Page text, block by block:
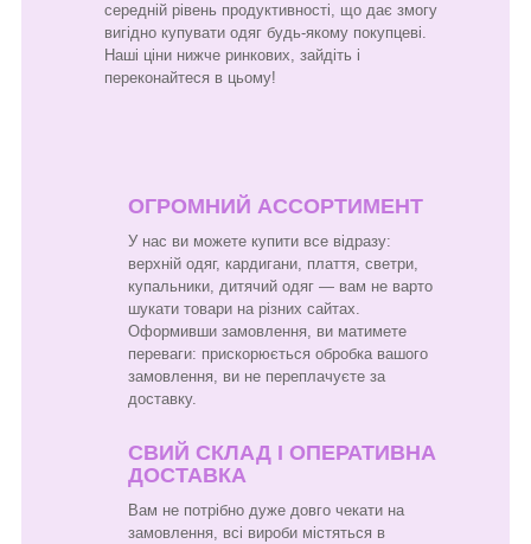
середній рівень продуктивності, що дає змогу
вигідно купувати одяг будь-якому покупцеві.
Наші ціни нижче ринкових, зайдіть і
переконайтеся в цьому!
ОГРОМНИЙ АССОРТИМЕНТ
У нас ви можете купити все відразу:
верхній одяг, кардигани, плаття, светри,
купальники, дитячий одяг — вам не варто
шукати товари на різних сайтах.
Оформивши замовлення, ви матимете
переваги: прискорюється обробка вашого
замовлення, ви не переплачуєте за
доставку.
СВИЙ СКЛАД І ОПЕРАТИВНА
ДОСТАВКА
Вам не потрібно дуже довго чекати на
замовлення, всі вироби містяться в